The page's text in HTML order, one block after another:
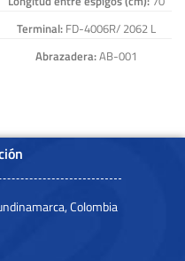
Terminal:FD-4006R/ 2062 L
Abrazadera:AB-001
Colombia